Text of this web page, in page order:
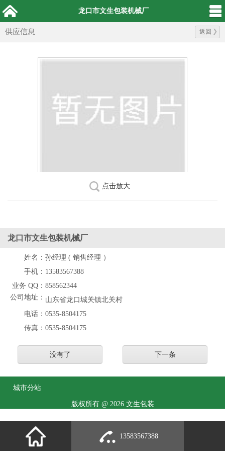
龙口市文生包装机械厂
供应信息 返回
点击放大
龙口市文生包装机械厂
姓名： 孙经理 ( 销售经理 ）
手机： 13583567388
业务 QQ： 858562344
公司地址： 山东省龙口城关镇北关村
电话： 0535-8504175
传真： 0535-8504175
没有了 下一条
城市分站
版权所有 @ 2026 文生包装
13583567388